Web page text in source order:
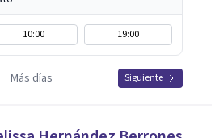
10:00 19:00
Más días Siguiente